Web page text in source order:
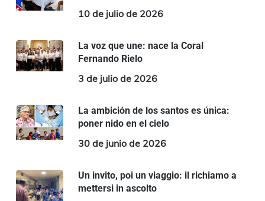
10 de julio de 2026
La voz que une: nace la Coral
Fernando Rielo
3 de julio de 2026
La ambición de los santos es única:
poner nido en el cielo
30 de junio de 2026
Un invito, poi un viaggio: il richiamo a
mettersi in ascolto